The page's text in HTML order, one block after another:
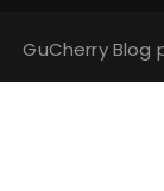
GuCherry Blog